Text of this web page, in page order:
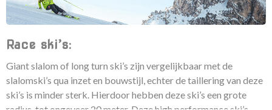
Race ski’s:
Giant slalom of long turn ski’s zijn vergelijkbaar met de
slalomski’s qua inzet en bouwstijl, echter de taillering van deze
ski’s is minder sterk. Hierdoor hebben deze ski’s een grote